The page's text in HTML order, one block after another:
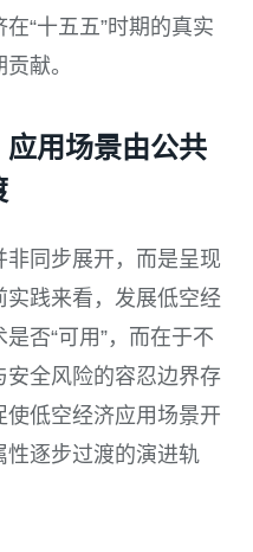
“十五五”时期的真实
献。
用场景由公共
同步展开，而是呈现
践来看，发展低空经
否“可用”，而在于不
安全风险的容忍边界存
低空经济应用场景开
逐步过渡的演进轨